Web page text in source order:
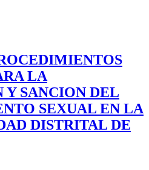
LA
Y SANCION DEL
SEXUAL EN LA
DISTRITAL DE